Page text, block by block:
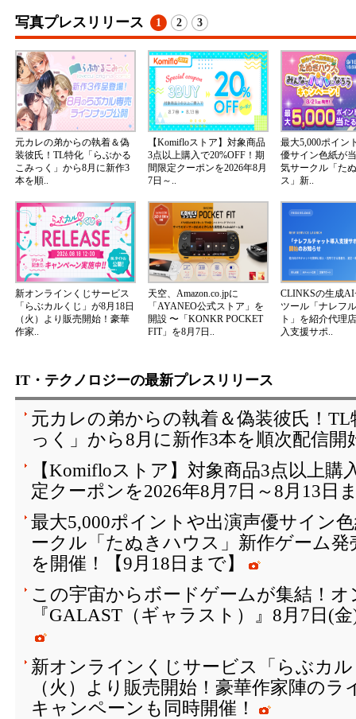
写真プレスリリース 1 2 3
元カレの弟からの執着＆偽
装彼氏！TL特化「らぶかる
こみっく」から8月に新作3
本を順..
【Komifloストア】対象商品
3点以上購入で20%OFF！期
間限定クーポンを2026年8月
7日～..
最大5,000ポイン
優サイン色紙が
気サークル「た
ス」新..
新オンラインくじサービス
「らぶカルくじ」が8月18日
（火）より販売開始！豪華
作家..
天空、Amazon.co.jpに
「AYANEO公式ストア」を
開設 〜「KONKR POCKET
FIT」を8月7日..
CLINKSの生成
ツール「ナレフ
ト」を紹介代理
入支援サポ..
IT・テクノロジーの最新プレスリリース
元カレの弟からの執着＆偽装彼氏！
っく」から8月に新作3本を順次配信開
【Komifloストア】対象商品3点以上購
定クーポンを2026年8月7日～8月13日
最大5,000ポイントや出演声優サイン
ークル「たぬきハウス」新作ゲーム
を開催！【9月18日まで】
この宇宙からボードゲームが集結！
『GALAST（ギャラスト）』8月7日(
新オンラインくじサービス「らぶカ
（火）より販売開始！豪華作家陣の
キャンペーンも同時開催！